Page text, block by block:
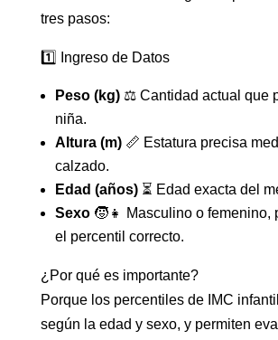
tres pasos:
1️⃣ Ingreso de Datos
Peso (kg)⚖️ Cantidad actual que
niña.
Altura (m)📏 Estatura precisa
calzado.
Edad (años)⏳ Edad exacta del
Sexo🧒👧 Masculino o femenino,
el percentil correcto.
¿Por qué es importante?
Porque los percentiles de IMC
según la edad y sexo, y permiten